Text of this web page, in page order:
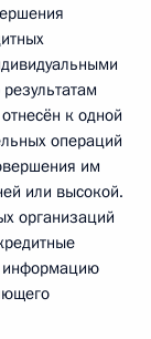
к одной
операций
им
или высокой.
организаций
информацию